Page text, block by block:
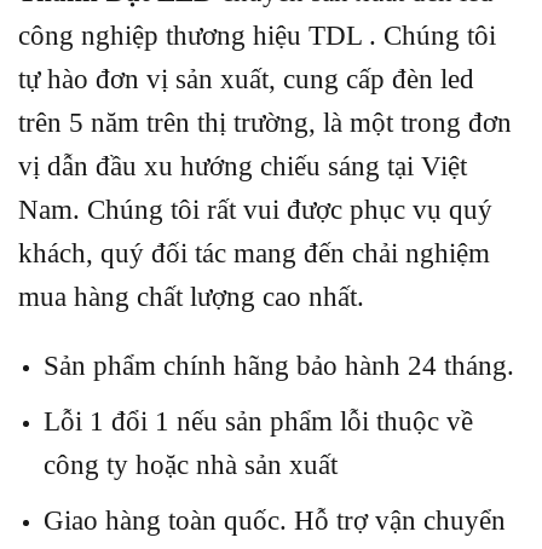
công nghiệp thương hiệu TDL . Chúng tôi
tự hào đơn vị sản xuất, cung cấp đèn led
trên 5 năm trên thị trường, là một trong đơn
vị dẫn đầu xu hướng chiếu sáng tại Việt
Nam. Chúng tôi rất vui được phục vụ quý
khách, quý đối tác mang đến chải nghiệm
mua hàng chất lượng cao nhất.
Sản phẩm chính hãng bảo hành 24 tháng.
Lỗi 1 đổi 1 nếu sản phẩm lỗi thuộc về
công ty hoặc nhà sản xuất
Giao hàng toàn quốc. Hỗ trợ vận chuyển